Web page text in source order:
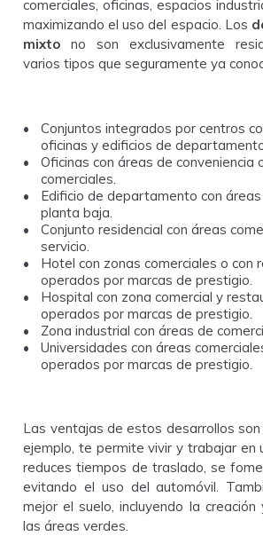
comerciales, oficinas, espacios
maximizando el uso del espacio. Los
mixto no son exclusivamente
varios tipos que seguramente ya
Conjuntos integrados por centros
oficinas y edificios de
Oficinas con áreas de conveniencia
comerciales.
Edificio de departamento con
planta baja.
Conjunto residencial con áreas
servicio.
Hotel con zonas comerciales o con
operados por marcas de prestigio.
Hospital con zona comercial y
operados por marcas de prestigio.
Zona industrial con áreas de
Universidades con áreas
operados por marcas de prestigio.
Las ventajas de estos desarrollos
ejemplo, te permite vivir y trabajar en
reduces tiempos de traslado, se
evitando el uso del automóvil.
mejor el suelo, incluyendo la
las áreas verdes.